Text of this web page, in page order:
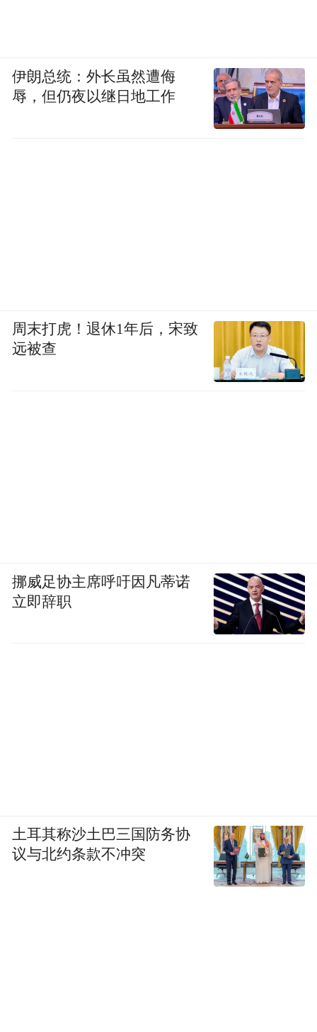
伊朗总统：外长虽然遭侮
辱，但仍夜以继日地工作
周末打虎！退休1年后，宋致
远被查
挪威足协主席呼吁因凡蒂诺
立即辞职
土耳其称沙土巴三国防务协
议与北约条款不冲突